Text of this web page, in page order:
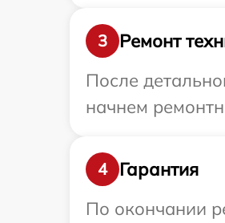
3
Ремонт
После
начнем
4
Гарантия
По окончании